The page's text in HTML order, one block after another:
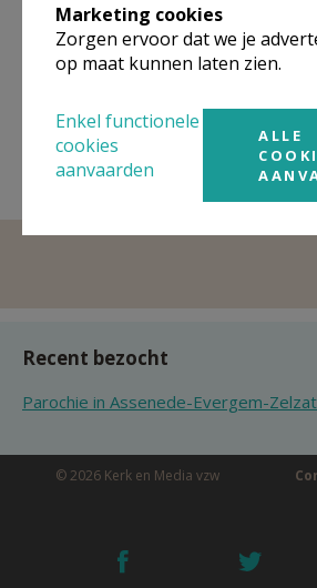
Godly Play in de kerk van Oosteeklo
Recent bezocht
Parochie in Assenede-Evergem-
© 2026 Kerk en Media vzw
Marketing cookies
Zorgen ervoor dat we je
op maat kunnen laten zien.
Enkel functionele
cookies
aanvaarden
ALLE